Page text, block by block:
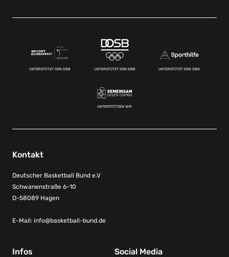
UNTERSTÜTZT DEN DBB UNTERSTÜTZT DEN DBB UNTERSTÜTZT DEN DBB
UNTERSTÜTZEN WIR
Kontakt
Deutscher Basketball Bund e.V
Schwanenstraße 6-10
D-58089 Hagen
E-Mail: info@basketball-bund.de
Infos Social Media